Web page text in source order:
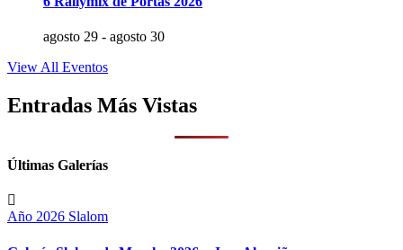
agosto 29 - agosto 30
View All Eventos
Entradas Más Vistas
Últimas Galerías
Año 2026 Slalom